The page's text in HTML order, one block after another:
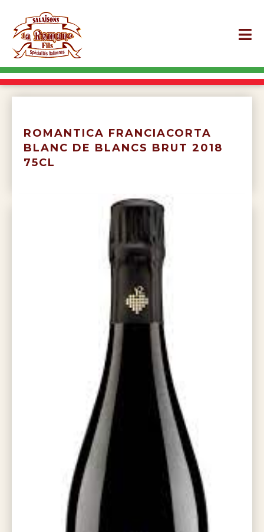
ROMANTICA FRANCIACORTA
BLANC DE BLANCS BRUT 2018
75CL